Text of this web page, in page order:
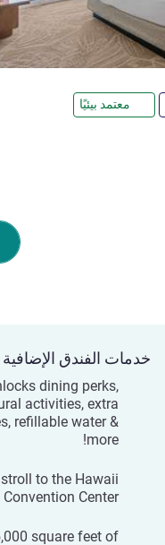
معتمد بيئيًا
خدمات الفندق الإضافية
dining perks,
activities, extra
refillable water &
more!
to the Hawaii
Convention Center
square feet of